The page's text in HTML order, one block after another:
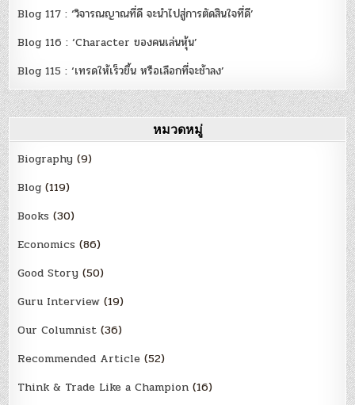
Blog 117 : ‘วิจารณญาณที่ดี จะนำไปสู่การตัดสินใจที่ดี’
Blog 116 : ‘Character ของคนเล่นหุ้น’
Blog 115 : ‘เทรดให้เร็วขึ้น หรือเลือกที่จะช้าลง’
หมวดหมู่
Biography (9)
Blog (119)
Books (30)
Economics (86)
Good Story (50)
Guru Interview (19)
Our Columnist (36)
Recommended Article (52)
Think & Trade Like a Champion (16)